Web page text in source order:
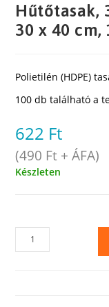
Hűtőtasak,
30 x 40 cm,
Polietilén (HDPE)
100 db található a
622 Ft
(490 Ft + ÁFA)
Készleten
Hűtőtasak,
3